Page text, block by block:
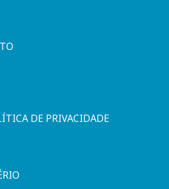
DE PRIVACIDADE